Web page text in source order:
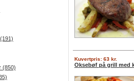
(850)
Kuvertpris: 63 kr.
Oksebøf på grill med